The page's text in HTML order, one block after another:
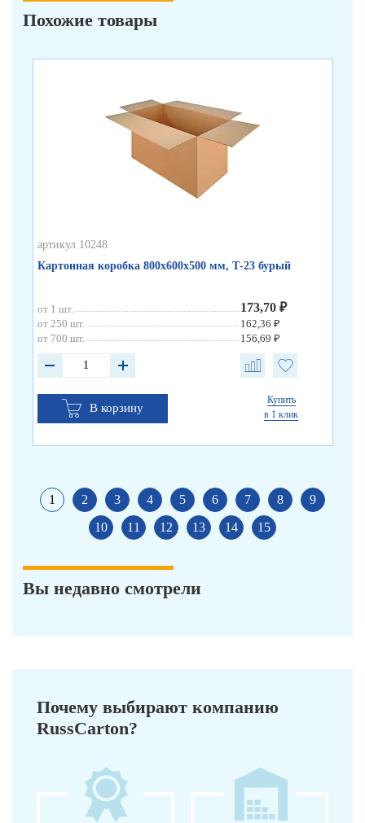
Похожие товары
артикул 10248
Картонная коробка 800х600х500 мм, Т-23 бурый
от 1 шт. 173,70 ₽
от 250 шт.
162,36 ₽
от 700 шт.
156,69 ₽
В корзину
Купить
в 1 клик
1 2 3 4 5 6 7 8
9
10
11 12 13 14 15
Вы недавно смотрели
Почему выбирают компанию
RussCarton?